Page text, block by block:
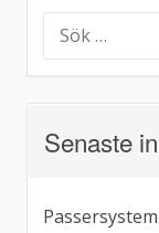
efter:
Senaste